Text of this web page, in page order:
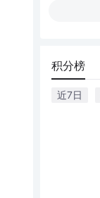
积分榜
近7日